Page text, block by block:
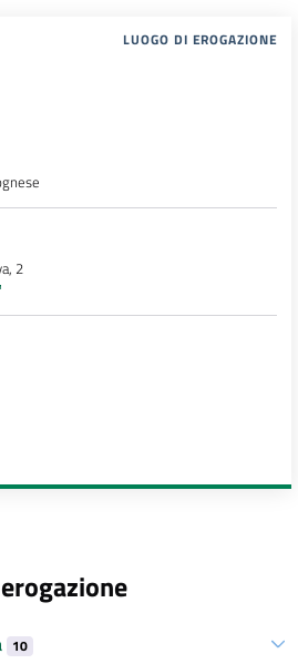
LUOGO DI EROGAZIONE
2
10